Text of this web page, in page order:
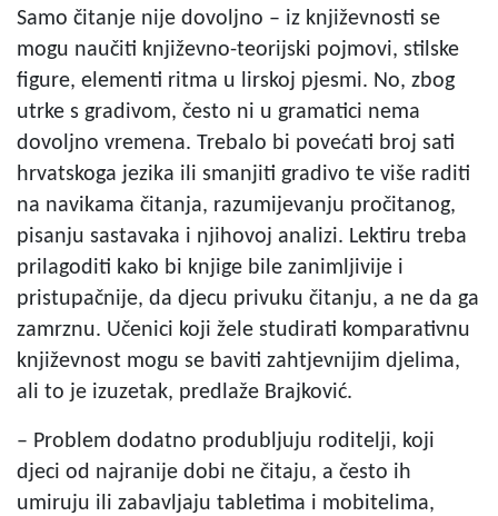
Samo čitanje nije dovoljno – iz književnosti se
mogu naučiti književno-teorijski pojmovi, stilske
figure, elementi ritma u lirskoj pjesmi. No, zbog
utrke s gradivom, često ni u gramatici nema
dovoljno vremena. Trebalo bi povećati broj sati
hrvatskoga jezika ili smanjiti gradivo te više raditi
na navikama čitanja, razumijevanju pročitanog,
pisanju sastavaka i njihovoj analizi. Lektiru treba
prilagoditi kako bi knjige bile zanimljivije i
pristupačnije, da djecu privuku čitanju, a ne da ga
zamrznu. Učenici koji žele studirati komparativnu
književnost mogu se baviti zahtjevnijim djelima,
ali to je izuzetak, predlaže Brajković.
– Problem dodatno produbljuju roditelji, koji
djeci od najranije dobi ne čitaju, a često ih
umiruju ili zabavljaju tabletima i mobitelima,